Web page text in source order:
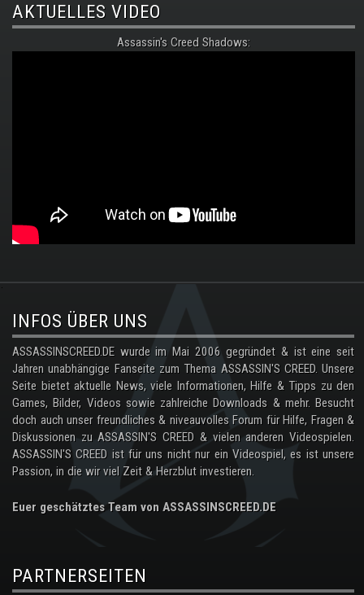
AKTUELLES VIDEO
Assassin's Creed Shadows:
.
INFOS ÜBER UNS
ASSASSINSCREED.DE wurde im Mai 2006 gegründet & ist eine seit
Jahren unabhängige Fanseite zum Thema ASSASSIN'S CREED. Unsere
Seite bietet aktuelle News, viele Informationen, Hilfe & Tipps zu den
Games, Bilder, Videos sowie zahlreiche Downloads & mehr. Besucht
doch auch unser freundliches & niveauvolles Forum für Hilfe, Fragen &
Diskussionen zu ASSASSIN'S CREED & vielen anderen Videospielen.
ASSASSIN'S CREED ist für uns nicht nur ein Videospiel, es ist unsere
Passion, in die wir viel Zeit & Herzblut investieren.
Euer geschätztes Team von ASSASSINSCREED.DE
PARTNERSEITEN